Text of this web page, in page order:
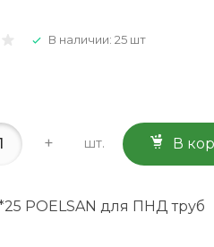
В наличии: 25 шт
+ шт. В
POELSAN для ПНД труб